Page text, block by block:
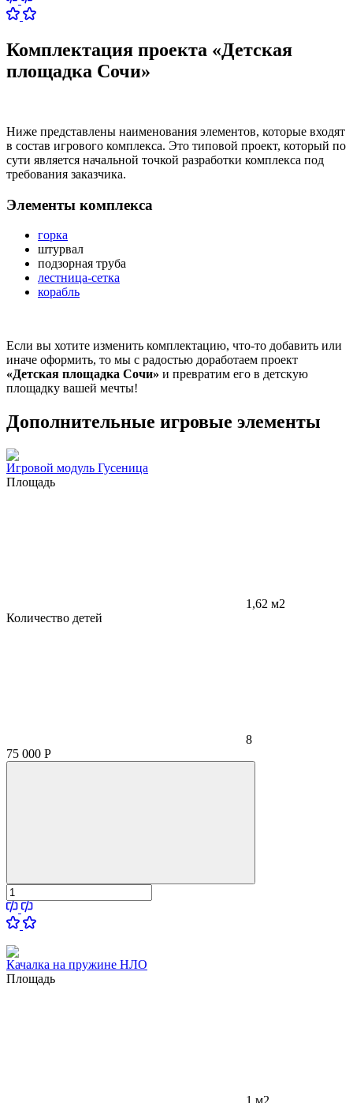
Комплектация проекта «Детская
площадка Сочи»
Ниже представлены наименования элементов, которые входят
в состав игрового комплекса. Это типовой проект, который по
сути является начальной точкой разработки комплекса под
требования заказчика.
Элементы комплекса
горка
штурвал
подзорная труба
лестница-сетка
корабль
Если вы хотите изменить комплектацию, что-то добавить или
иначе оформить, то мы с радостью доработаем проект
«Детская площадка Сочи» и превратим его в детскую
площадку вашей мечты!
Дополнительные игровые элементы
Игровой модуль Гусеница
Площадь
1,62 м2
Количество детей
8
75 000 Р
Качалка на пружине НЛО
Площадь